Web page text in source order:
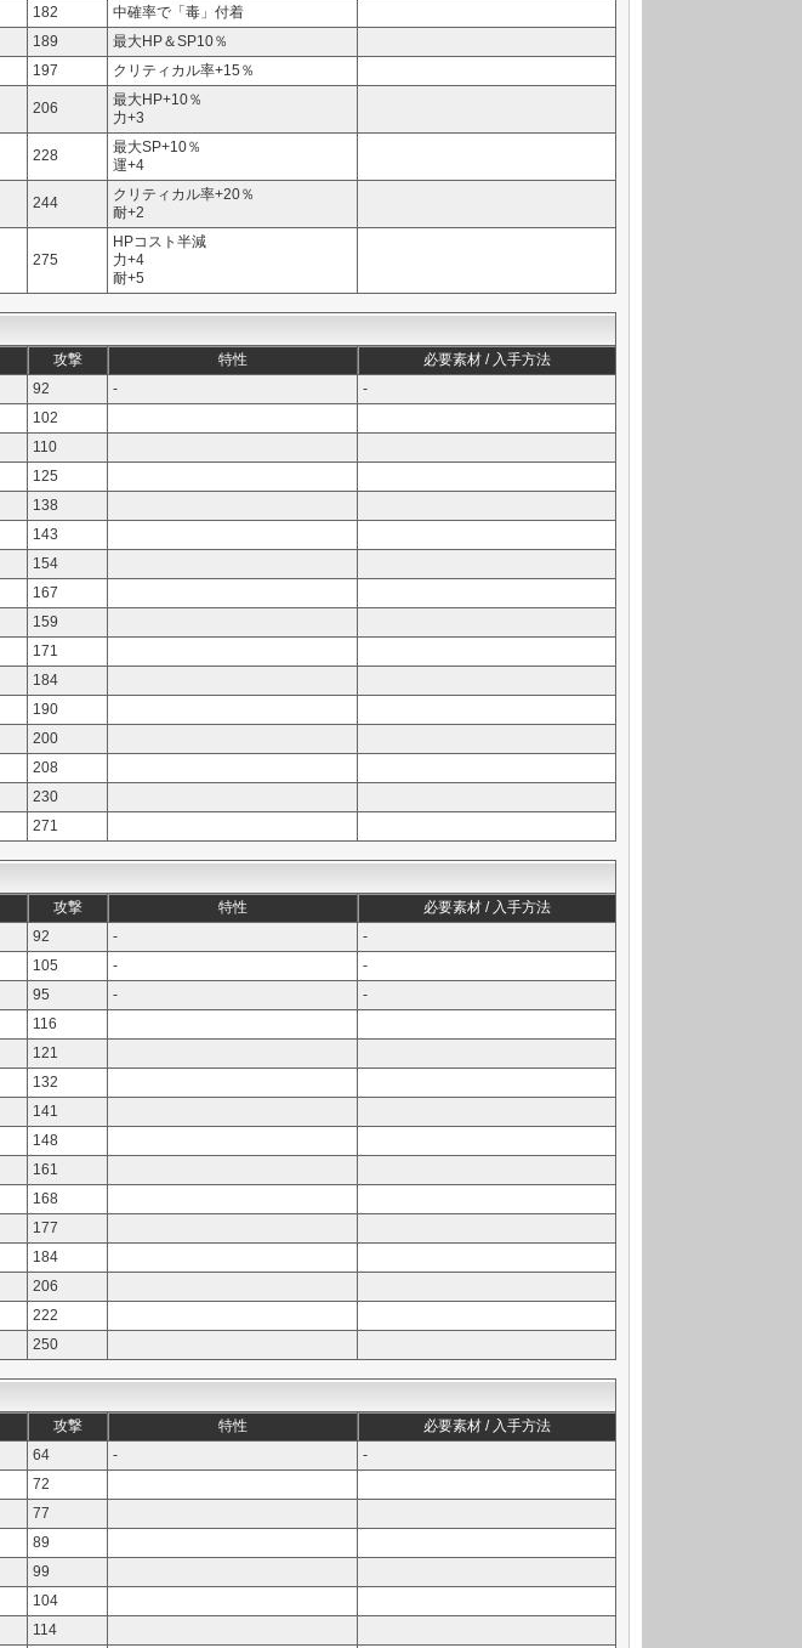
182
中確率で「毒」付着
189
最大HP＆SP10％
197 クリティカル率+15％
206
最大HP+10％
力+3
228
最大SP+10％
運+4
244
クリティカル率+20％
耐+2
275
HPコスト半減
力+4
耐+5
攻撃 特性
必要素材 / 入手方法
92 -
-
102
110
125
138
143
154
167
159
171
184
190
200
208
230
271
攻撃 特性
必要素材 / 入手方法
92 -
-
105 -
-
95 -
-
116
121
132
141
148
161
168
177
184
206
222
250
攻撃 特性
必要素材 / 入手方法
64 -
-
72
77
89
99
104
114